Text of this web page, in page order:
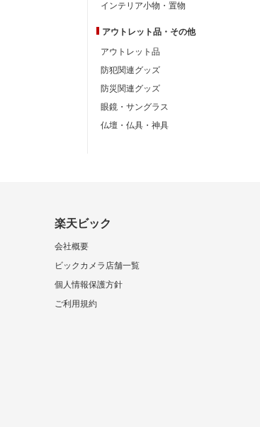
インテリア小物・置物
アウトレット品・ その他
アウトレット品
防犯関連グッズ
防災関連グッズ
眼鏡・サングラス
仏壇・仏具・神具
楽天ビック
会社概要
ビックカメラ店舗一覧
個人情報保護方針
ご利用規約